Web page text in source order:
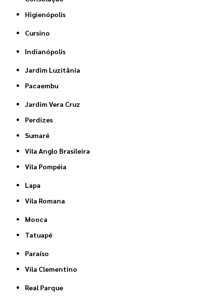
Higienópolis
Cursino
Indianópolis
Jardim Luzitânia
Pacaembu
Jardim Vera Cruz
Perdizes
Sumaré
Vila Anglo Brasileira
Vila Pompéia
Lapa
Vila Romana
Mooca
Tatuapé
Paraíso
Vila Clementino
Real Parque